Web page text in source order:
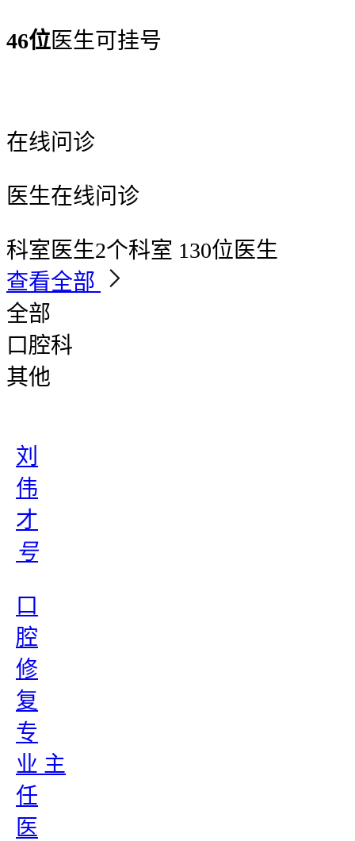
46位医生可挂号
在线问诊
医生在线问诊
科室医生2个科室 130位医生
查看全部
全部
口腔科
其他
刘
伟
才
号
口
腔
修
复
专
业 主
任
医